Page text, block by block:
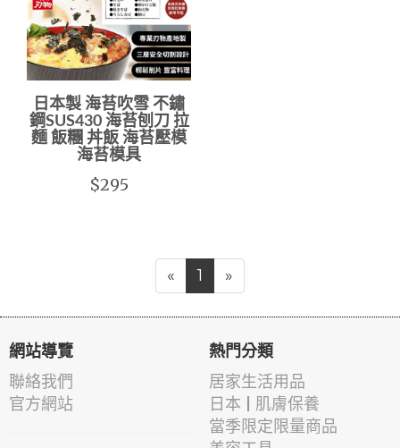
日本製 海苔吹雪 不鏽
鋼SUS430 海苔刨刀 拉
麵 飯糰 丼飯 海苔壓模
海苔模具
$295
« 1 »
網站導覽
聯絡我們
官方網站
熱門分類
居家生活用品
日本 | 肌膚保養
當季限定限量商品